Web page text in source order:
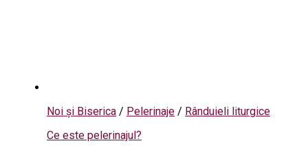
Noi și Biserica / Pelerinaje / Rânduieli liturgice
Ce este pelerinajul?